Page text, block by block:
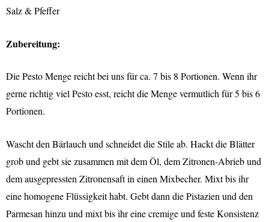
Salz & Pfeffer
Zubereitung:
Die Pesto Menge reicht bei uns für ca. 7 bis 8 Portionen. Wenn ihr
gerne richtig viel Pesto esst, reicht die Menge vermutlich für 5 bis 6
Portionen.
Wascht den Bärlauch und schneidet die Stile ab. Hackt die Blätter
grob und gebt sie zusammen mit dem Öl, dem Zitronen-Abrieb und
dem ausgepressten Zitronensaft in einen Mixbecher. Mixt bis ihr
eine homogene Flüssigkeit habt. Gebt dann die Pistazien und den
Parmesan hinzu und mixt bis ihr eine cremige und feste Konsistenz